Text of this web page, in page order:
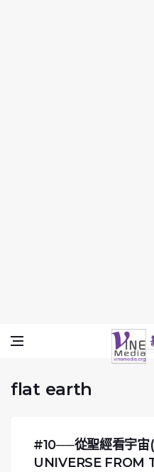
flat earth
Vine Media
葡萄樹傳媒
flat earth
#10──從聖經看宇
UNIVERSE FROM